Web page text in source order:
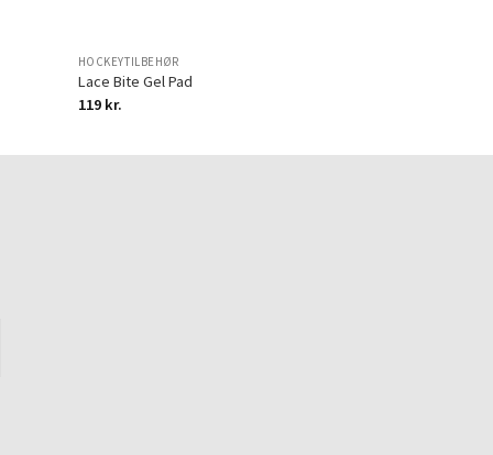
HOCKEYTILBEHØR
Lace Bite Gel Pad
119 kr.